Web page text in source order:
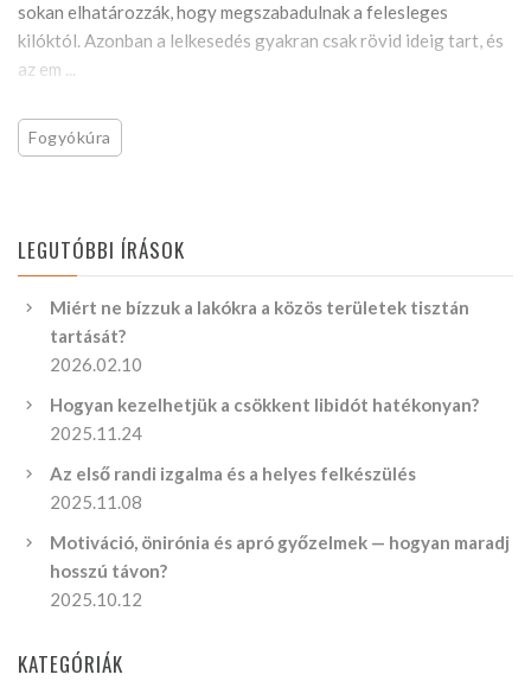
sokan elhatározzák, hogy megszabadulnak a felesleges
kilóktól. Azonban a lelkesedés gyakran csak rövid ideig tart, és
az em ...
Fogyókúra
LEGUTÓBBI ÍRÁSOK
Miért ne bízzuk a lakókra a közös területek tisztán
tartását?
2026.02.10
Hogyan kezelhetjük a csökkent libidót hatékonyan?
2025.11.24
Az első randi izgalma és a helyes felkészülés
2025.11.08
Motiváció, önirónia és apró győzelmek — hogyan maradj
hosszú távon?
2025.10.12
KATEGÓRIÁK